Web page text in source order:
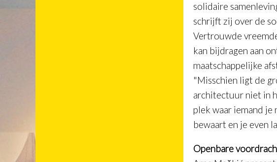
solidaire
schrijft zij over de
Vertrouwde
kan bijdragen aan
maatschappelijke
"Misschien ligt de
architectuur niet in
plek waar iemand je
bewaart en je even
Openbare